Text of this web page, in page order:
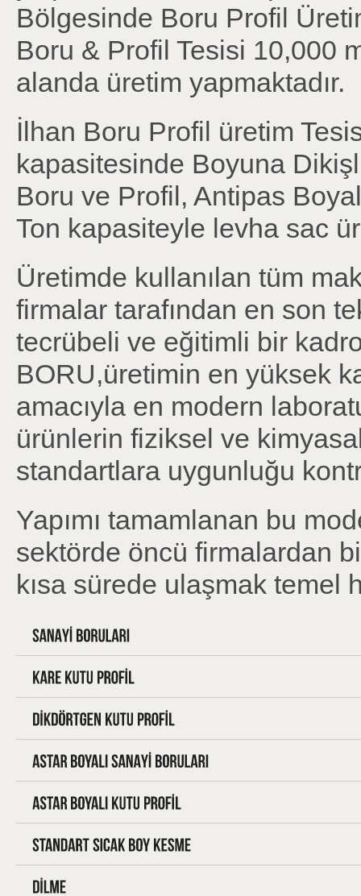
Bölgesinde Boru Profil
Boru & Profil Tesisi 10,000
alanda üretim yapmaktadır.
İlhan Boru Profil üretim
kapasitesinde Boyuna
Boru ve Profil, Antipas
Ton kapasiteyle levha sac
Üretimde kullanılan tüm
firmalar tarafından en son
tecrübeli ve eğitimli bir
BORU,üretimin en yüksek
amacıyla en modern
ürünlerin fiziksel ve
standartlara uygunluğu
Yapımı tamamlanan bu
sektörde öncü firmalardan
kısa sürede ulaşmak temel